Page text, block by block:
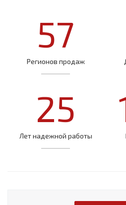
57
Регионов продаж
25
Лет надежной работы